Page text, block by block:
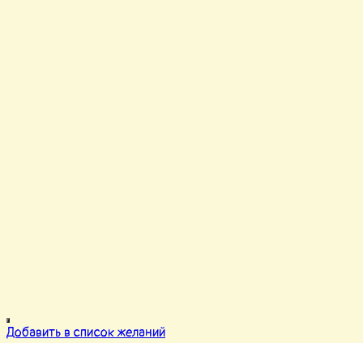
Добавить в список желаний